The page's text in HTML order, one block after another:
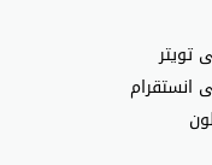
تويتر
انستقرام